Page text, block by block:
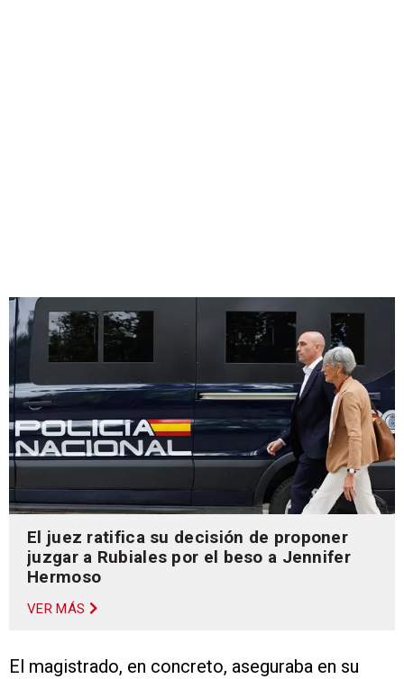
El juez ratifica su decisión de proponer
juzgar a Rubiales por el beso a Jennifer
Hermoso
VER MÁS
El magistrado, en concreto, aseguraba en su